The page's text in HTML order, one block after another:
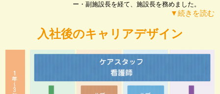
ー・副施設長を経て、施設長を務めました。
▼続きを読む
入社後のキャリアデザイン